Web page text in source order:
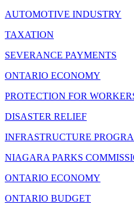
AUTOMOTIVE INDUSTRY
TAXATION
SEVERANCE PAYMENTS
ONTARIO ECONOMY
PROTECTION FOR
DISASTER RELIEF
INFRASTRUCTURE
NIAGARA PARKS
ONTARIO ECONOMY
ONTARIO BUDGET